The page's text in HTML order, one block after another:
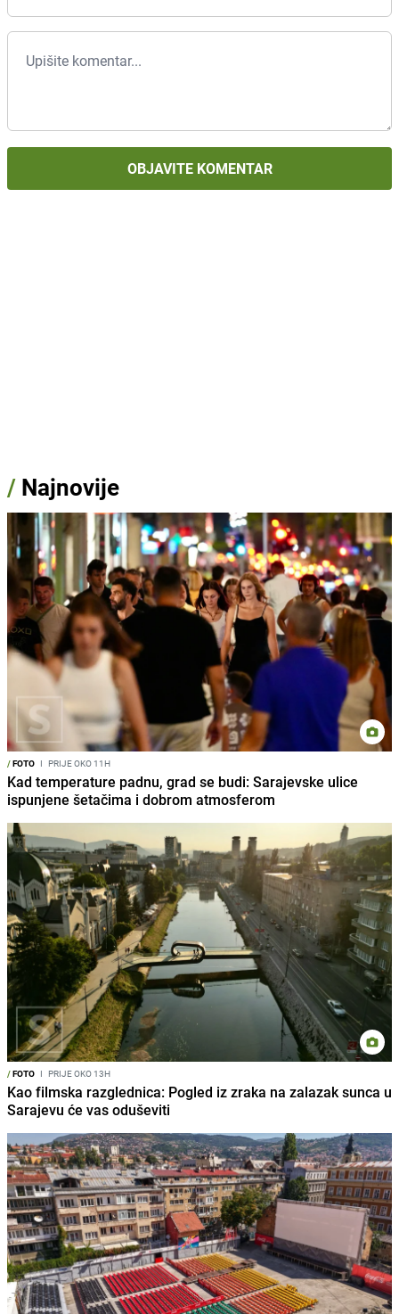
OBJAVITE KOMENTAR
/ Najnovije
/FOTO I PRIJE OKO 11H
Kad temperature padnu, grad se budi: Sarajevske ulice
ispunjene šetačima i dobrom atmosferom
/FOTO I PRIJE OKO 13H
Kao filmska razglednica: Pogled iz zraka na zalazak sunca u
Sarajevu će vas oduševiti